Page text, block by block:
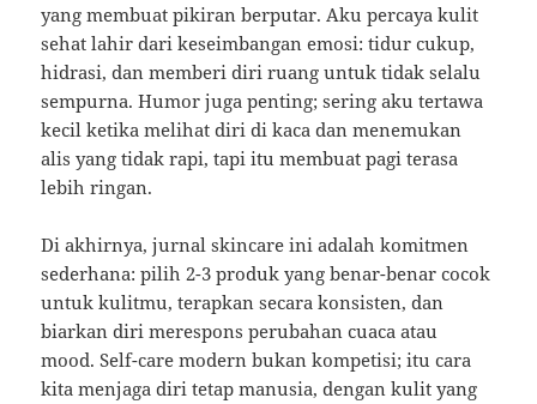
yang membuat pikiran berputar. Aku percaya kulit
sehat lahir dari keseimbangan emosi: tidur cukup,
hidrasi, dan memberi diri ruang untuk tidak selalu
sempurna. Humor juga penting; sering aku tertawa
kecil ketika melihat diri di kaca dan menemukan
alis yang tidak rapi, tapi itu membuat pagi terasa
lebih ringan.
Di akhirnya, jurnal skincare ini adalah komitmen
sederhana: pilih 2-3 produk yang benar-benar cocok
untuk kulitmu, terapkan secara konsisten, dan
biarkan diri merespons perubahan cuaca atau
mood. Self-care modern bukan kompetisi; itu cara
kita menjaga diri tetap manusia, dengan kulit yang